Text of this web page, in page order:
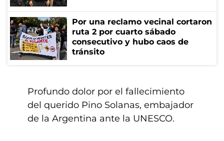
Por una reclamo vecinal cortaron
ruta 2 por cuarto sábado
consecutivo y hubo caos de
tránsito
Profundo dolor por el fallecimiento
del querido Pino Solanas, embajador
de la Argentina ante la UNESCO.